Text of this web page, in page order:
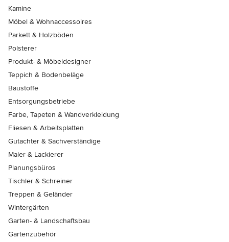
Kamine
Möbel & Wohnaccessoires
Parkett & Holzböden
Polsterer
Produkt- & Möbeldesigner
Teppich & Bodenbeläge
Baustoffe
Entsorgungsbetriebe
Farbe, Tapeten & Wandverkleidung
Fliesen & Arbeitsplatten
Gutachter & Sachverständige
Maler & Lackierer
Planungsbüros
Tischler & Schreiner
Treppen & Geländer
Wintergärten
Garten- & Landschaftsbau
Gartenzubehör